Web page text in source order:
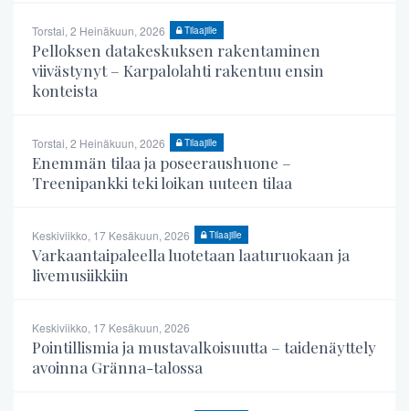
Torstai, 2 Heinäkuun, 2026 Tilaajille
Pelloksen datakeskuksen rakentaminen
viivästynyt – Karpalolahti rakentuu ensin
konteista
Torstai, 2 Heinäkuun, 2026 Tilaajille
Enemmän tilaa ja poseeraushuone –
Treenipankki teki loikan uuteen tilaa
Keskiviikko, 17 Kesäkuun, 2026 Tilaajille
Varkaantaipaleella luotetaan laaturuokaan ja
livemusiikkiin
Keskiviikko, 17 Kesäkuun, 2026
Pointillismia ja mustavalkoisuutta – taidenäyttely
avoinna Gränna-talossa